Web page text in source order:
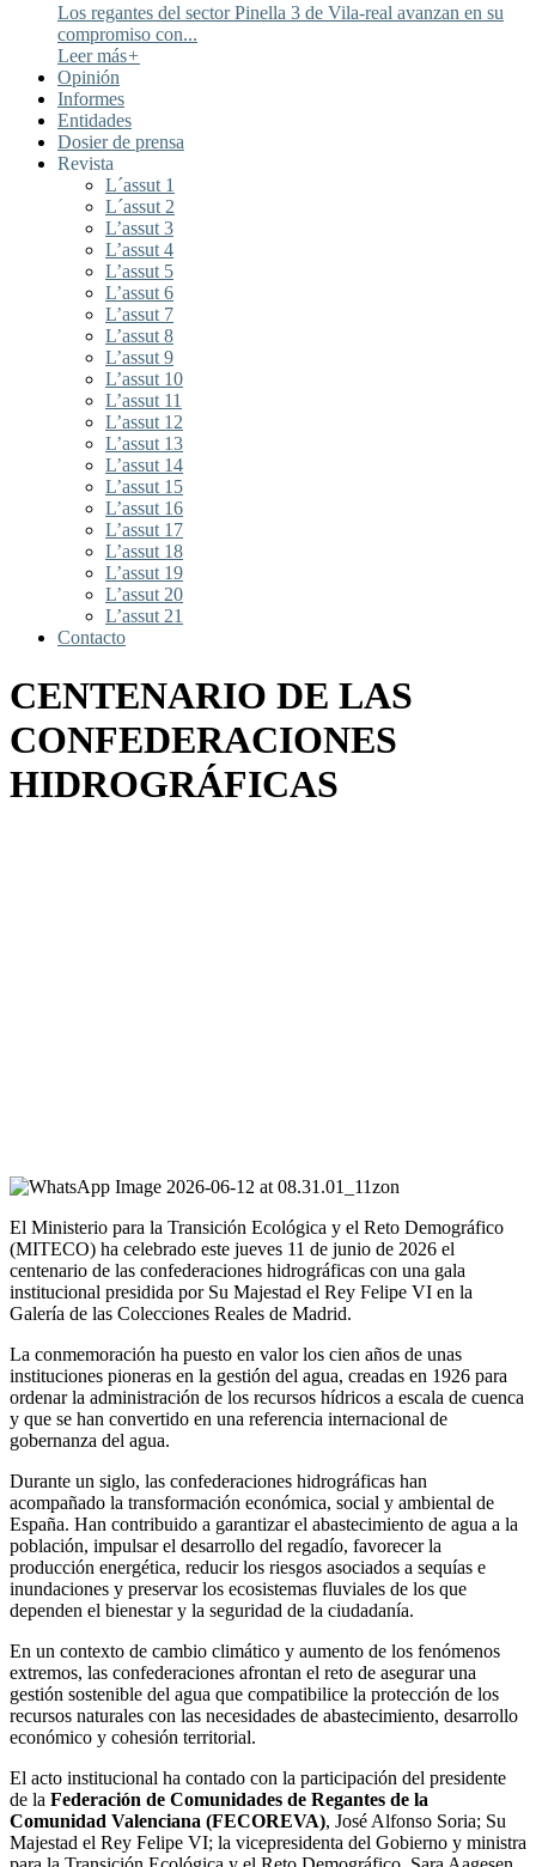
Los regantes del sector Pinella 3 de Vila-real avanzan en su
compromiso con...
Leer más+
Opinión
Informes
Entidades
Dosier de prensa
Revista
L´assut 1
L´assut 2
L’assut 3
L’assut 4
L’assut 5
L’assut 6
L’assut 7
L’assut 8
L’assut 9
L’assut 10
L’assut 11
L’assut 12
L’assut 13
L’assut 14
L’assut 15
L’assut 16
L’assut 17
L’assut 18
L’assut 19
L’assut 20
L’assut 21
Contacto
CENTENARIO DE LAS
CONFEDERACIONES
HIDROGRÁFICAS
El Ministerio para la Transición Ecológica y el Reto Demográfico
(MITECO) ha celebrado este jueves 11 de junio de 2026 el
centenario de las confederaciones hidrográficas con una gala
institucional presidida por Su Majestad el Rey Felipe VI en la
Galería de las Colecciones Reales de Madrid.
La conmemoración ha puesto en valor los cien años de unas
instituciones pioneras en la gestión del agua, creadas en 1926 para
ordenar la administración de los recursos hídricos a escala de cuenca
y que se han convertido en una referencia internacional de
gobernanza del agua.
Durante un siglo, las confederaciones hidrográficas han
acompañado la transformación económica, social y ambiental de
España. Han contribuido a garantizar el abastecimiento de agua a la
población, impulsar el desarrollo del regadío, favorecer la
producción energética, reducir los riesgos asociados a sequías e
inundaciones y preservar los ecosistemas fluviales de los que
dependen el bienestar y la seguridad de la ciudadanía.
En un contexto de cambio climático y aumento de los fenómenos
extremos, las confederaciones afrontan el reto de asegurar una
gestión sostenible del agua que compatibilice la protección de los
recursos naturales con las necesidades de abastecimiento, desarrollo
económico y cohesión territorial.
El acto institucional ha contado con la participación del presidente
de la Federación de Comunidades de Regantes de la
Comunidad Valenciana (FECOREVA), José Alfonso Soria; Su
Majestad el Rey Felipe VI; la vicepresidenta del Gobierno y ministra